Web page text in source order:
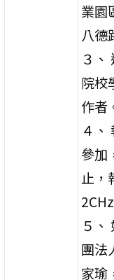
業園
八德
３、
院校
作者
４、
參加
止
５、
團法
家瑜